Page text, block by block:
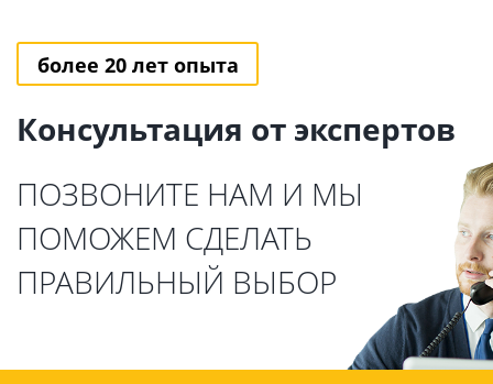
более 20 лет опыта
Консультация от экспертов
ПОЗВОНИТЕ НАМ И МЫ
ПОМОЖЕМ СДЕЛАТЬ
ПРАВИЛЬНЫЙ ВЫБОР